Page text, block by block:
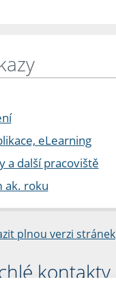
eLearning
a další pracoviště
ak. roku
plnou verzi stránek
kontakty